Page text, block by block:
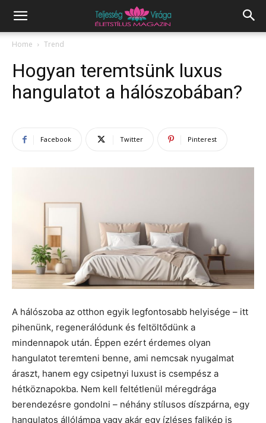
Home Trend
Hogyan teremtsünk luxus
hangulatot a hálószobában?
Facebook Twitter Pinterest
A hálószoba az otthon egyik legfontosabb helyisége – itt
pihenünk, regenerálódunk és feltöltődünk a
mindennapok után. Éppen ezért érdemes olyan
hangulatot teremteni benne, ami nemcsak nyugalmat
áraszt, hanem egy csipetnyi luxust is csempész a
hétköznapokba. Nem kell feltétlenül méregdrága
berendezésre gondolni – néhány stílusos díszpárna, egy
hangulatos állólámpa vagy akár egy ízléses falikép is